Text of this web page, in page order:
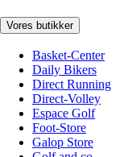
Vores butikker
Basket-Center
Daily Bikers
Direct Running
Direct-Volley
Espace Golf
Foot-Store
Galop Store